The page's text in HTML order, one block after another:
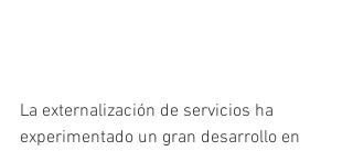
La externalización de servicios ha
experimentado un gran desarrollo en